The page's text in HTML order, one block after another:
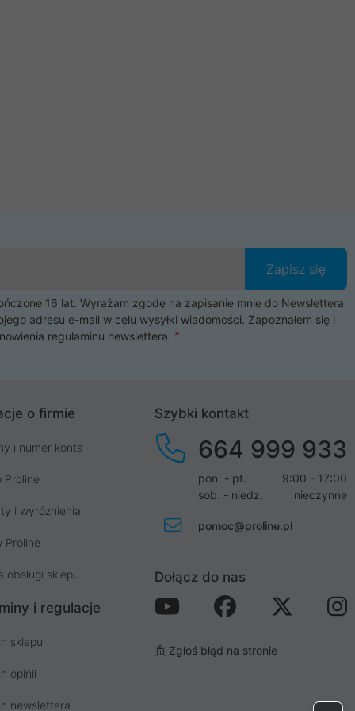
Zapisz się
16 lat. Wyrażam zgodę na zapisanie mnie do Newslettera
adresu e-mail w celu wysyłki wiadomości. Zapoznałem się i
regulaminu newslettera.
o firmie
i numer konta
Proline
i wyróżnienia
Proline
obsługi sklepu
i regulacje
sklepu
opinii
newslettera
Szybki kontakt
664 999 933
pon. - pt.
9:00 - 17:00
sob. - niedz.
nieczynne
pomoc@proline.pl
Dołącz do nas
Zgłoś błąd na stronie